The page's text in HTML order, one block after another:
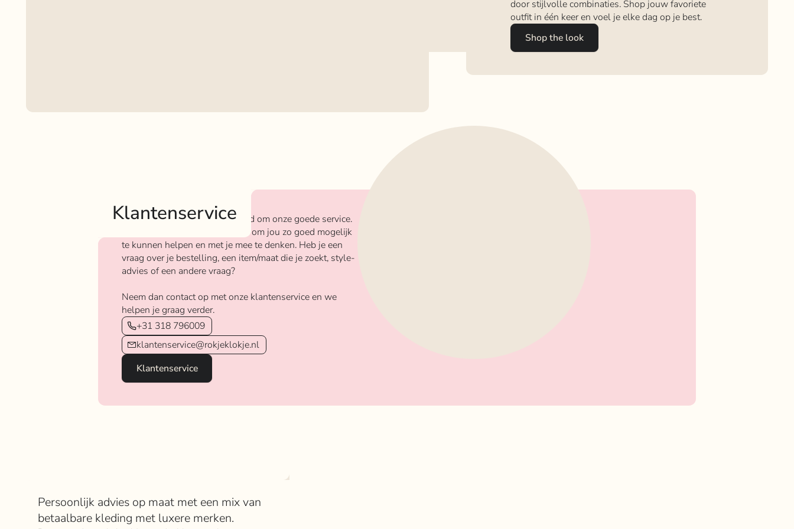
door stijlvolle combinaties. Shop jouw favoriete
outfit in één keer en voel je elke dag op je best.
Shop the look
Klantenservice
Bij Rokjeklokje staan we bekend om onze goede service.
We vinden het super belangrijk om jou zo goed mogelijk
te kunnen helpen en met je mee te denken. Heb je een
vraag over je bestelling, een item/maat die je zoekt, style-
advies of een andere vraag?
Neem dan contact op met onze klantenservice en we
helpen je graag verder.
+31 318 796009
klantenservice@rokjeklokje.nl
Klantenservice
Over Rokje Klokje
Persoonlijk advies op maat met een mix van
betaalbare kleding met luxere merken.